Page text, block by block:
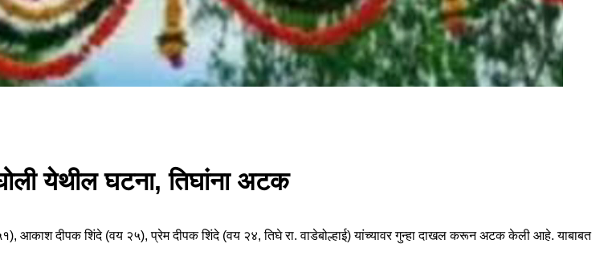
येथील घटना, तिघांना अटक
आकाश दीपक शिंदे (वय २५), प्रेम दीपक शिंदे (वय २४, तिघे रा. वाडेबोल्हाई) यांच्यावर गुन्हा दाखल करून अटक केली आहे. याबाबत